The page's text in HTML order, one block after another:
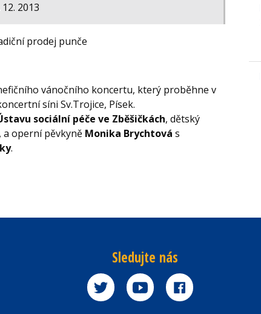
12. 2013
prodej punče
vánočního koncertu, který proběhne v
síni Sv.Trojice, Písek.
sociální péče ve Zběšičkách, dětský
, a operní pěvkyně Monika Brychtová s
.
Sledujte nás